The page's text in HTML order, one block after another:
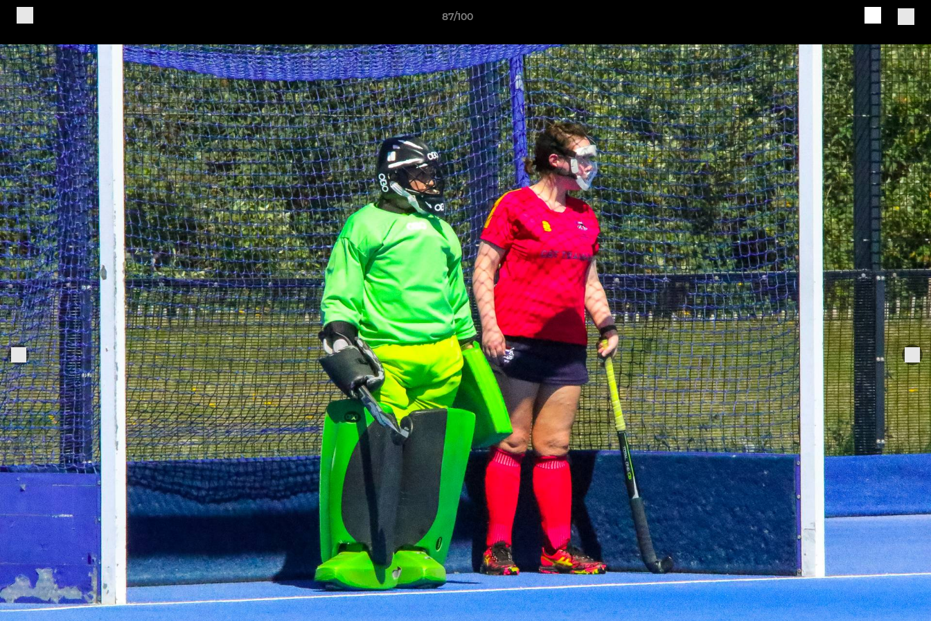
87/100